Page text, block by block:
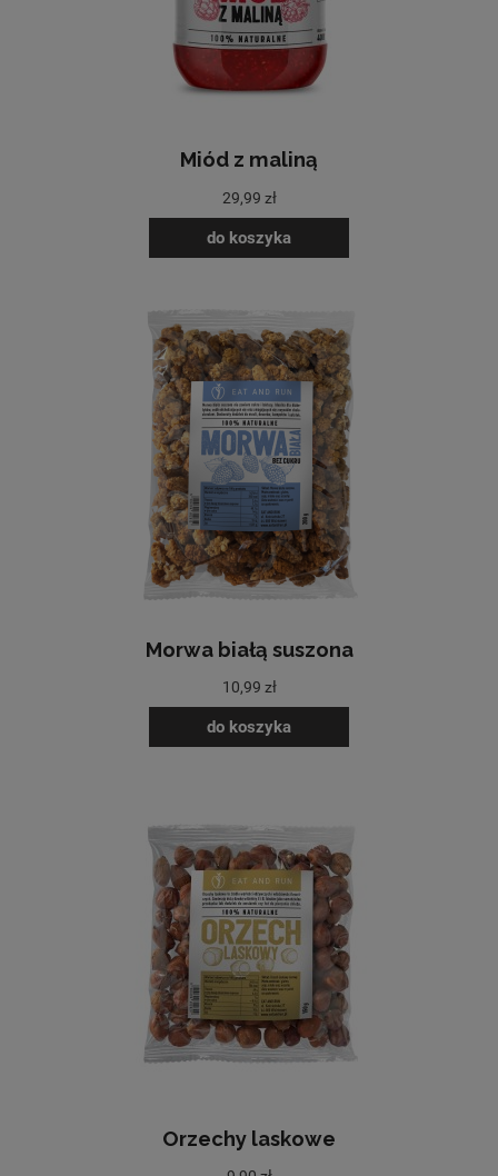
Miód z maliną
29,99 zł
do koszyka
Morwa białą suszona
10,99 zł
do koszyka
Orzechy laskowe